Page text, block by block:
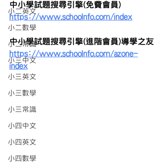
小二英文
小二數學
小二常識
小三中文
小三英文
小三數學
小三常識
小四中文
小四英文
小四數學
中小學試題搜尋引擎(免費會員)
https://www.schoolnfo.com/index
中小學試題搜尋引擎(進階會員)導學之友
https://www.schoolnfo.com/azone-
index